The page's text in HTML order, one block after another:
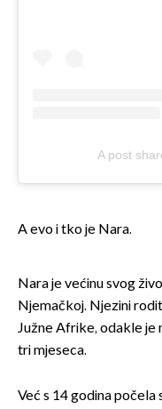
A post
A evo i tko je Nara.
Nara je većinu svog
Njemačkoj. Njezini
Južne Afrike, odakle je
tri mjeseca.
Već s 14 godina